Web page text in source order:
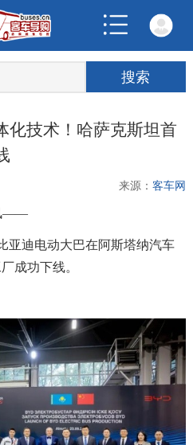
化技术！哈萨克斯坦首
来源：客车网
——
迪电动大巴在阿斯塔纳汽车
成功下线。